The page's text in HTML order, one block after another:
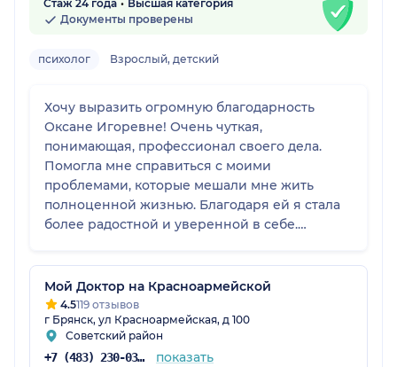
Меня Ольга Михайловна тоже устроила, она
ней ребенка, но в брошюре увидела
у нее больше.
Стаж 24 года
Высшая категория
Документы проверены
психолог Взрослый, детский
Хочу выразить огромную благодарность
Оксане Игоревне! Очень чуткая,
понимающая, профессионал своего дела.
Помогла мне справиться с моими
проблемами, которые мешали мне жить
полноценной жизнью. Благодаря ей я стала
более радостной и уверенной в себе.
Мой Доктор на Красноармейской
4.5119 отзывов
г Брянск, ул Красноармейская, д 100
Советский район
+7 (483) 230-03-03 показать